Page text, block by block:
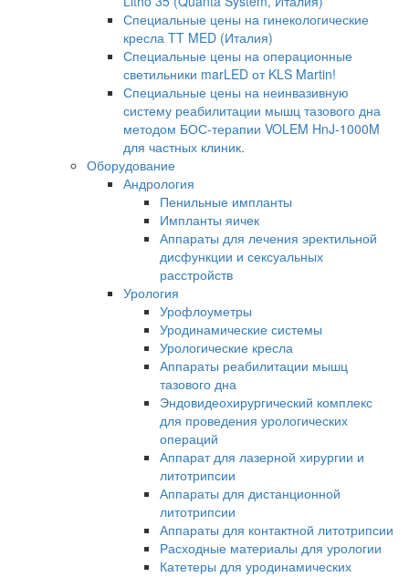
Специальные цены на гинекологические
кресла TT MED (Италия)
Специальные цены на операционные
светильники marLED от KLS Martin!
Специальные цены на неинвазивную
систему реабилитации мышц тазового дна
методом БОС-терапии VOLEM HnJ-1000M
для частных клиник.
Оборудование
Андрология
Пенильные импланты
Импланты яичек
Аппараты для лечения эректильной
дисфункции и сексуальных
расстройств
Урология
Урофлоуметры
Уродинамические системы
Урологические кресла
Аппараты реабилитации мышц
тазового дна
Эндовидеохирургический комплекс
для проведения урологических
операций
Аппарат для лазерной хирургии и
литотрипсии
Аппараты для дистанционной
литотрипсии
Аппараты для контактной литотрипсии
Расходные материалы для урологии
Катетеры для уродинамических